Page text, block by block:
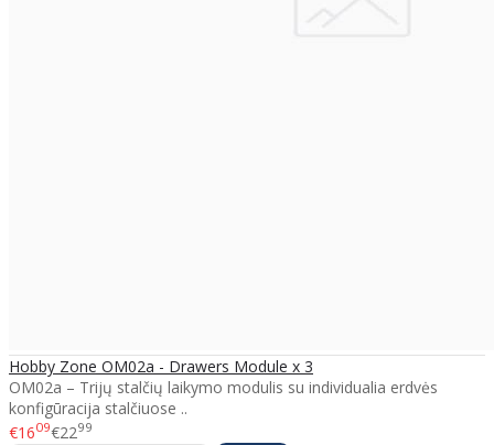
Hobby Zone OM02a - Drawers Module x 3
OM02a – Trijų stalčių laikymo modulis su individualia erdvės
konfigūracija stalčiuose ..
€1609€2299